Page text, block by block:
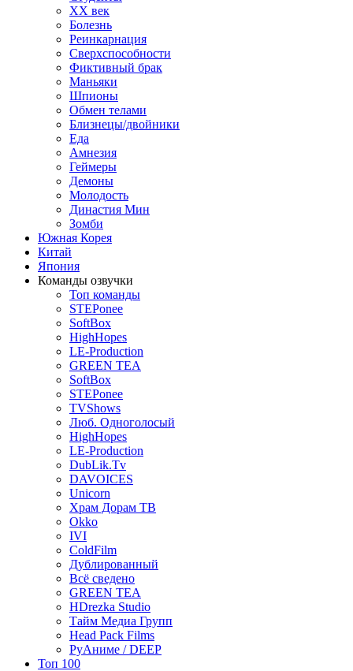
ХХ век
Болезнь
Реинкарнация
Сверхспособности
Фиктивный брак
Маньяки
Шпионы
Обмен телами
Близнецы/двойники
Еда
Амнезия
Геймеры
Демоны
Молодость
Династия Мин
Зомби
Южная Корея
Китай
Япония
Команды озвучки
Топ команды
STEPonee
SoftBox
HighHopes
LE-Production
GREEN TEA
SoftBox
STEPonee
TVShows
Люб. Одноголосый
HighHopes
LE-Production
DubLik.Tv
DAVOICES
Unicorn
Храм Дорам ТВ
Okko
IVI
ColdFilm
Дублированный
Всё сведено
GREEN TEA
HDrezka Studio
Тайм Медиа Групп
Head Pack Films
РуАниме / DEEP
Топ 100